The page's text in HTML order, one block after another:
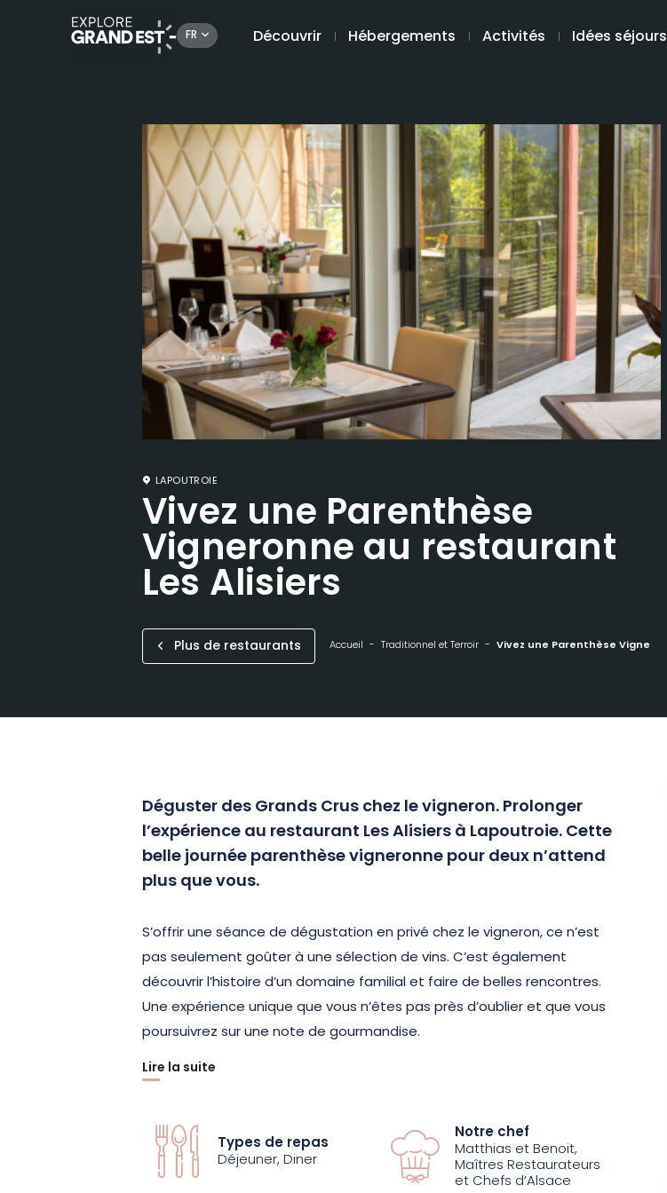
FR Découvrir Hébergements Activités Idées séjours
LAPOUTROIE
Vivez une Parenthèse
Vigneronne au restaurant
Les Alisiers
Plus de restaurants Accueil Traditionnel et Terroir Vivez une Parenthèse Vigneronne au restaurant Les Alisiers
Déguster des Grands Crus chez le vigneron. Prolonger
l’expérience au restaurant Les Alisiers à Lapoutroie. Cette
belle journée parenthèse vigneronne pour deux n’attend
plus que vous.
S’offrir une séance de dégustation en privé chez le vigneron, ce n’est
pas seulement goûter à une sélection de vins. C’est également
découvrir l’histoire d’un domaine familial et faire de belles rencontres.
Une expérience unique que vous n’êtes pas près d’oublier et que vous
poursuivrez sur une note de gourmandise.
Situé au cœur du massif des Vosges, le restaurant Les Alisiers vous
une vue exceptionnelle sur la région. Vous profiterez du confort de la
campagne, découvrirez le bien-vivre alsacien et savourerez une
délicieuse cuisine de marché. Enfin, pas tout à fait, car Matthias et
Lire la suite
Types de repas
Déjeuner, Diner
Notre chef
Matthias et Benoit,
Maîtres Restaurateurs
et Chefs d’Alsace